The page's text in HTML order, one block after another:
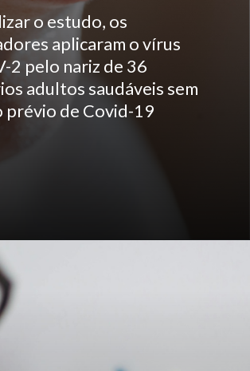
o estudo, os
aplicaram o vírus
2 pelo nariz de 36
adultos saudáveis sem
prévio de Covid-19